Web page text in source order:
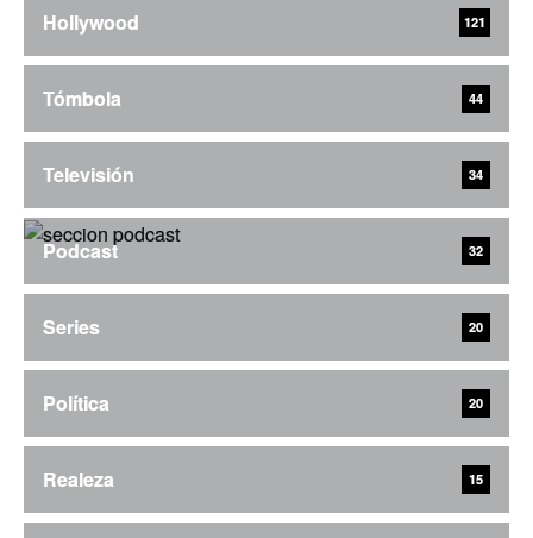
Hollywood 121
Tómbola 44
Televisión 34
Podcast 32
Series 20
Política 20
Realeza 15